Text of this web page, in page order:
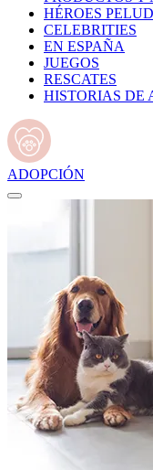
HÉROES
CELEBRITIES
EN ESPAÑA
JUEGOS
RESCATES
HISTORIAS DE
ADOPCIÓN